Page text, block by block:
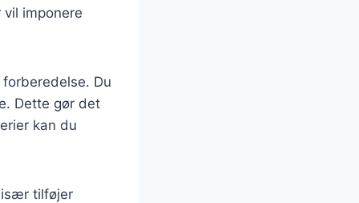
imponere
Du
Dette gør det
kan du
især tilføjer